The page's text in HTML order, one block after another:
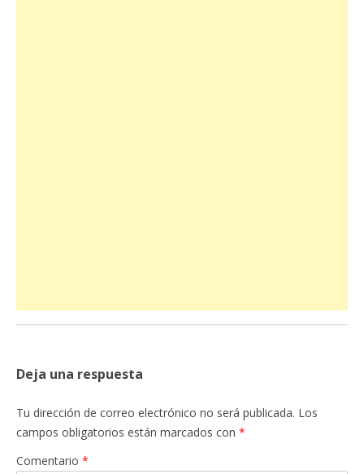
Deja una respuesta
Tu dirección de correo electrónico no será publicada. Los
campos obligatorios están marcados con *
Comentario *